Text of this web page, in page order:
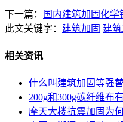
下一篇： 国内建筑加固化
此文关键字： 建筑加固 建
相关资讯
什么叫建筑加固等强
200g和300g碳纤维布
摩天大楼抗震加固为